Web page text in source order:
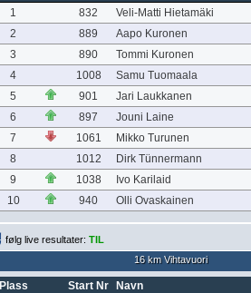
1
832
Veli-Matti Hietamäki
2
889
Aapo Kuronen
3
890
Tommi Kuronen
4
1008
Samu Tuomaala
5
901
Jari Laukkanen
6
897
Jouni Laine
7
1061
Mikko Turunen
8
1012
Dirk Tünnermann
9
1038
Ivo Karilaid
10
940 Olli Ovaskainen
følg live resultater: TIL
16 km Vihtavuori
Plass Start Nr
Navn